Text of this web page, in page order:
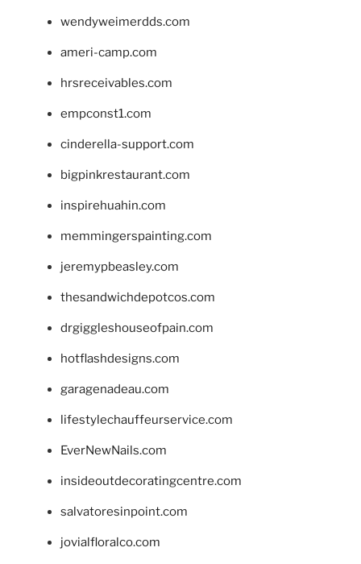
wendyweimerdds.com
ameri-camp.com
hrsreceivables.com
empconst1.com
cinderella-support.com
bigpinkrestaurant.com
inspirehuahin.com
memmingerspainting.com
jeremypbeasley.com
thesandwichdepotcos.com
drgiggleshouseofpain.com
hotflashdesigns.com
garagenadeau.com
lifestylechauffeurservice.com
EverNewNails.com
insideoutdecoratingcentre.com
salvatoresinpoint.com
jovialfloralco.com